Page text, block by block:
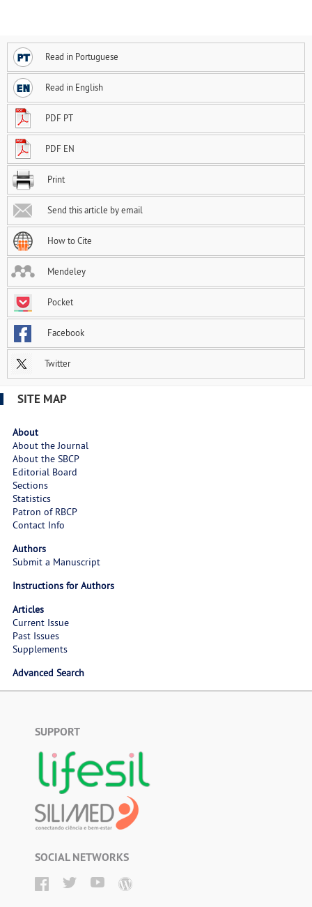
Read in Portuguese
Read in English
PDF PT
PDF EN
Print
Send this article by email
How to Cite
Mendeley
Pocket
Facebook
Twitter
SITE MAP
About
About the Journal
About the SBCP
Editorial Board
Sections
Statistics
Patron of RBCP
Contact Info
Authors
Submit a Manuscript
Instructions for Authors
Articles
Current Issue
Past Issues
Supplements
Advanced Search
SUPPORT
SOCIAL NETWORKS